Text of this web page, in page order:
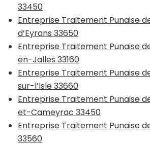
33450
Entreprise Traitement Punaise
d’Eyrans 33650
Entreprise Traitement Punaise
en-Jalles 33160
Entreprise Traitement Punaise
sur-l’Isle 33660
Entreprise Traitement Punaise
et-Cameyrac 33450
Entreprise Traitement Punaise
33560